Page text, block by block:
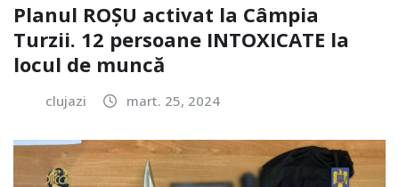
Planul ROȘU activat la Câmpia
Turzii. 12 persoane INTOXICATE la
locul de muncă
clujazi mart. 25, 2024